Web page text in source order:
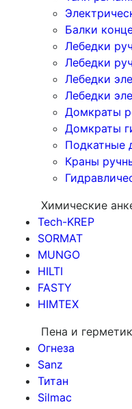
Балки
Лебедки
Лебедки
Лебедки
Лебедки
Домкраты
Домкраты
Подкатные
Краны
Химические
Tech-KREP
SORMAT
MUNGO
HILTI
FASTY
HIMTEX
Пена и
Огнеза
Sanz
Титан
Silmac